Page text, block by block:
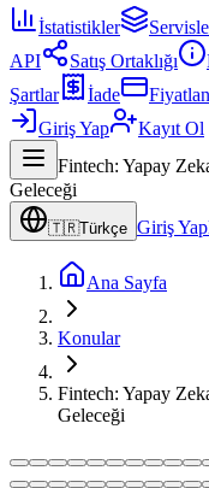
İstatistikler
API
Satış Ortaklığı
Şartlar
İade
Giriş Yap
Kayıt Ol
Fintech: Yapay
Geleceği
🇹🇷Türkçe Giriş Yap
Ana Sayfa
Konular
Fintech: Yapay
Geleceği